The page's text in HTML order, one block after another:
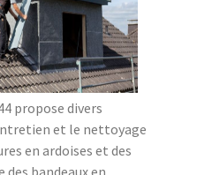
propose divers
et le nettoyage
en ardoises et des